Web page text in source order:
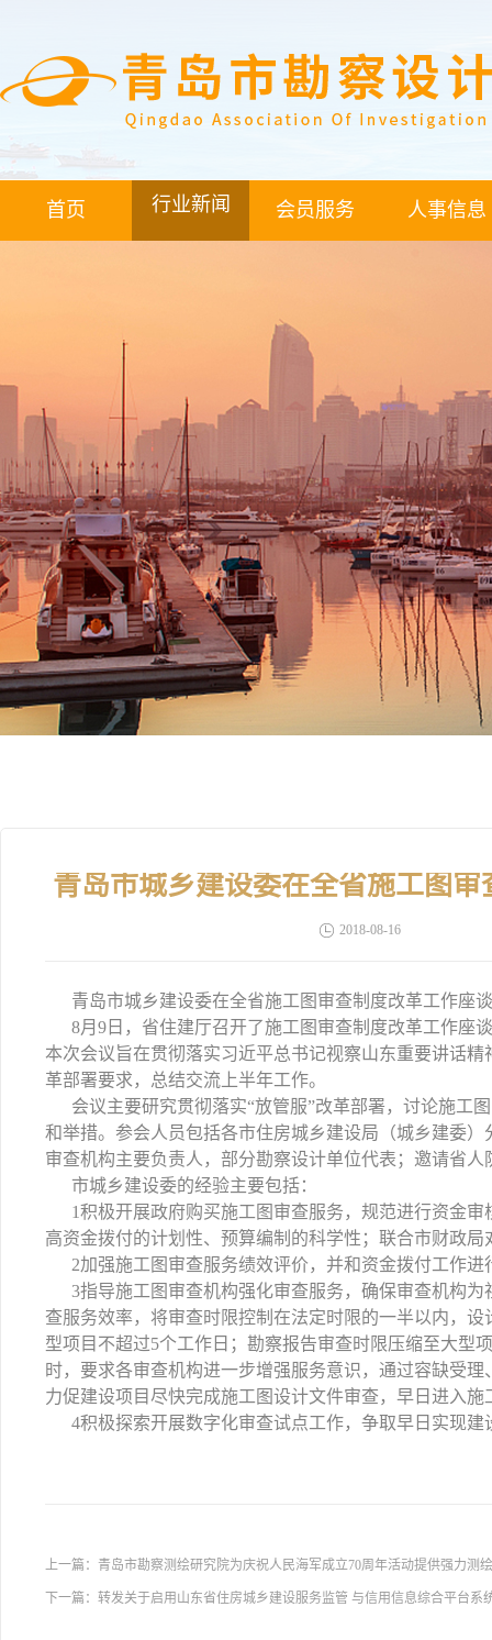
首页 行业新闻 会员服务 人事信息
青岛市城乡建设委在全省施工图
2018-08-16
青岛市城乡建设委在全省施工图审查制度改革工作座
8月9日，省住建厅召开了施工图审查制度改革工作座
本次会议旨在贯彻落实习近平总书记视察山东重要讲话
革部署要求，总结交流上半年工作。
会议主要研究贯彻落实“放管服”改革部署，讨论施工
和举措。参会人员包括各市住房城乡建设局（城乡建委
审查机构主要负责人，部分勘察设计单位代表；邀请省
市城乡建设委的经验主要包括：
1积极开展政府购买施工图审查服务，规范进行资金
高资金拨付的计划性、预算编制的科学性；联合市财政
2加强施工图审查服务绩效评价，并和资金拨付工作进
3指导施工图审查机构强化审查服务，确保审查机构
查服务效率，将审查时限控制在法定时限的一半以内，
型项目不超过5个工作日；勘察报告审查时限压缩至大型
时，要求各审查机构进一步增强服务意识，通过容缺受
力促建设项目尽快完成施工图设计文件审查，早日进入施
4积极探索开展数字化审查试点工作，争取早日实现建
上一篇： 青岛市勘察测绘研究院为庆祝人民海军成立70周年活动提供强力测
下一篇： 转发关于启用山东省住房城乡建设服务监管 与信用信息综合平台系